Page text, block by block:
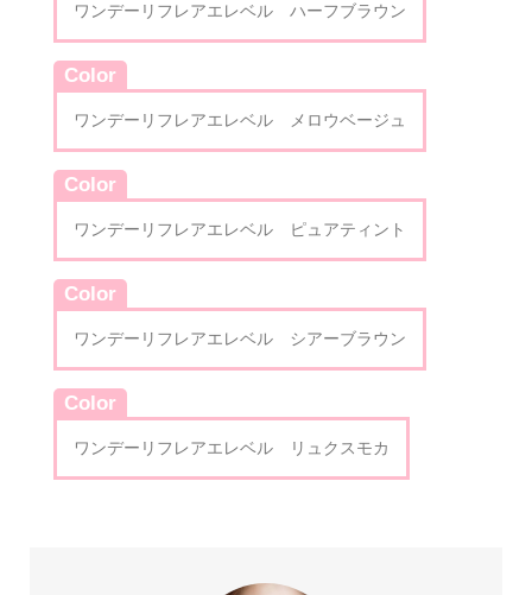
ワンデーリフレアエレベル ハーフブラウン
Color
ワンデーリフレアエレベル メロウベージュ
Color
ワンデーリフレアエレベル ピュアティント
Color
ワンデーリフレアエレベル シアーブラウン
Color
ワンデーリフレアエレベル リュクスモカ